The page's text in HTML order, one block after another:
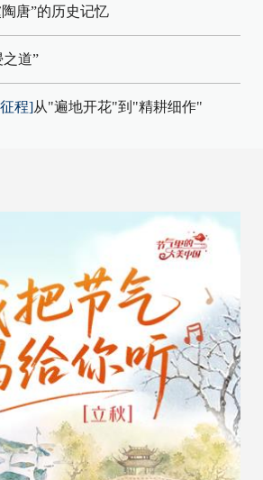
唐”的历史记忆
道”
程]从"遍地开花"到"精耕细作"